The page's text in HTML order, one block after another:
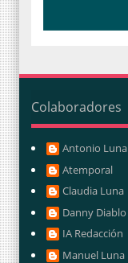
Colaboradores
Antonio Luna
Atemporal
Claudia Luna
Danny Diablo
IA Redacción
Manuel Luna